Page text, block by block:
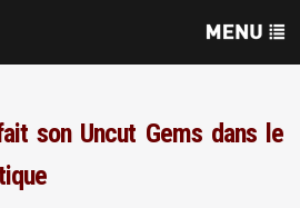
son Uncut Gems dans le